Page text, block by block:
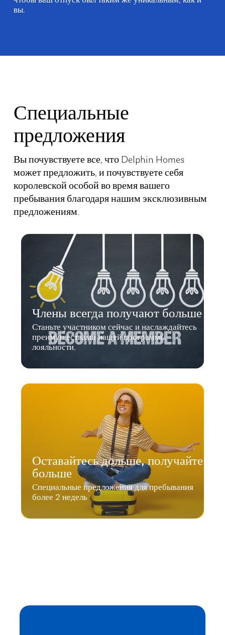
вы.
Специальные
предложения
Вы почувствуете все, что Delphin Homes
может предложить, и почувствуете себя
королевской особой во время вашего
пребывания благодаря нашим эксклюзивным
предложениям.
Члены всегда получают больше
Станьте участником сейчас и наслаждайтесь
преимуществами нашей программы
лояльности.
Оставайтесь дольше, получайте
больше
Специальные предложения для пребывания
более 2 недель